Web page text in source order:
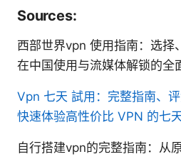
Sources:
西部世界vpn 使用指南：选择
在中国使用与流媒体解锁的全
Vpn 七天 試用：完整指南、评
快速体验高性价比 VPN 的七
自行搭建vpn的完整指南：从